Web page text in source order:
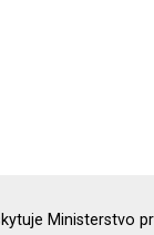
Ministerstvo